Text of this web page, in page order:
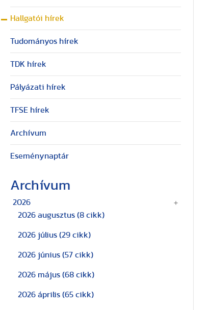
Hallgatói hírek
Tudományos hírek
TDK hírek
Pályázati hírek
TFSE hírek
Archívum
Eseménynaptár
Archívum
2026
2026 augusztus (8 cikk)
2026 július (29 cikk)
2026 június (57 cikk)
2026 május (68 cikk)
2026 április (65 cikk)